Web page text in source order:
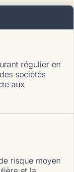
régulier en
sociétés
aux
risque moyen